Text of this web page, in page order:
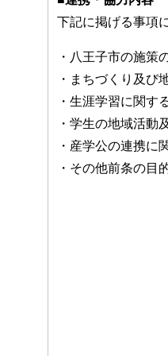
下記に掲げる事項
・八王子市の施策
・まちづくり及び
・生涯学習に関す
・学生の地域活動
・産学公の連携に
・その他前条の目